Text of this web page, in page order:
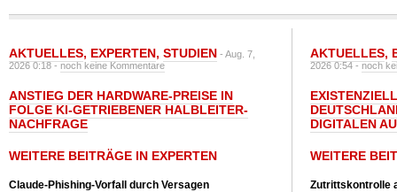
AKTUELLES, EXPERTEN, STUDIEN - Aug. 7,
2026 0:18 -noch keine Kommentare
ANSTIEG DER HARDWARE-PREISE IN
FOLGE KI-GETRIEBENER HALBLEITER-
NACHFRAGE
WEITERE BEITRÄGE IN EXPERTEN
Claude-Phishing-Vorfall durch Versagen
AKTUELLES,
2026 0:54 -noch
DIGITALEN
WEITERE
Zutrittskontrolle